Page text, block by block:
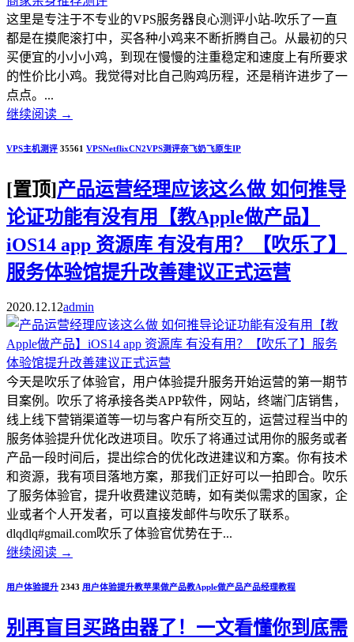
这里是专注于不专业的VPS服务器良心测评小站-吹乐了一直
都是在摸爬滚打中，买各种小鸡来不断折腾自己。从最初的只
买便宜的小小小鸡，到现在慢慢的注重稳定和速度上有所要求
的性价比小鸡。我觉得对比自己购鸡历程，还是稍许进步了一
点点。...
继续阅读 →
VPS主机测评 35561 VPSNetflixCN2VPS测评奈飞奶飞原生IP
[置顶]产品运营经理应该这么做 如何推导
论证功能有没有用【教Apple做产品】
iOS14 app 资源库 有没有用？【吹乐了】
服务体验馆提升改善建议正式运营
2020.12.12admin
今天是吹乐了体验官，用户体验提升服务开始运营的第一期节
目案例。吹乐了将承接各类APP软件，网站，终端门店销售，
线上线下营销渠道等一切与客户有所交互的，运营过程当中的
服务体验提升优化改进项目。吹乐了将通过试用你的服务或者
产品一段时间后，提出综合的优化改进建议和方案。你有技术
和资源，我有项目落地方案，那我们正好可以一拍即合。吹乐
了服务体验官，提升收费建议范畴，如有类似需求的国家，企
业或者个人开发者，可以直接发邮件与吹乐了联系。
dlqdlq#gmail.com吹乐了体验官优势在于...
继续阅读 →
用户体验提升 2343 用户体验提升教苹果做产品教Apple做产品产品经理教程
别再盲目买路由器了！一文看懂你到底需